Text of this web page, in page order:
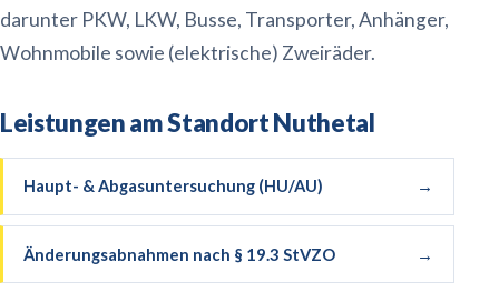
darunter PKW, LKW, Busse, Transporter, Anhänger,
Wohnmobile sowie (elektrische) Zweiräder.
Leistungen am StandortNuthetal
Haupt- & Abgasuntersuchung (HU/AU) →
Änderungsabnahmen nach § 19.3 StVZO →